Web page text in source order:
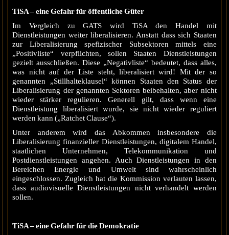
TiSA – eine Gefahr für öffentliche Güter
Im Vergleich zu GATS wird TiSA den Handel mit
Dienstleistungen weiter liberalisieren. Anstatt dass sich Staaten
zur Liberalisierung spefizischer Subsektoren mittels eine
„Positivliste“ verpflichten, sollen Staaten Dienstleistungen
gezielt ausschließen. Diese „Negativliste“ bedeutet, dass alles,
was nicht auf der Liste steht, liberalisiert wird! Mit der so
genannten „Stillhalteklausel“ können Staaten den Status der
Liberalisierung der genannten Sektoren beibehalten, aber nicht
wieder stärker regulieren. Generell gilt, dass wenn eine
Dienstleistung liberalisiert wurde, sie nicht wieder reguliert
werden kann („Ratchet Clause“).
Unter anderem wird das Abkommen insbesondere die
Liberalisierung finanzieller Dienstleistungen, digitalem Handel,
staatlichen Unternehmen, Telekommunikation und
Postdienstleistungen angehen. Auch Dienstleistungen in den
Bereichen Energie und Umwelt sind wahrscheinlich
eingeschlossen. Zugleich hat die Kommission verlauten lassen,
dass audiovisuelle Dienstleistungen nicht verhandelt werden
sollen.
TiSA – eine Gefahr für die Demokratie